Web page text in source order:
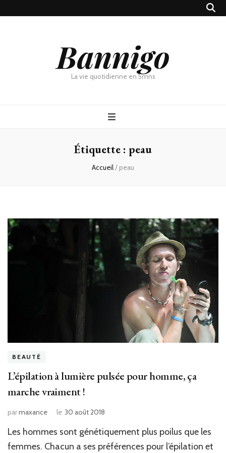
Bannigo
La vie quotidienne en 5mns
Étiquette : peau
Accueil/ peau
BEAUTÉ
L’épilation à lumière pulsée pour homme, ça
marche vraiment !
parmaxance le 30 août 2018
Les hommes sont génétiquement plus poilus que les
femmes. Chacun a ses préférences pour l’épilation et